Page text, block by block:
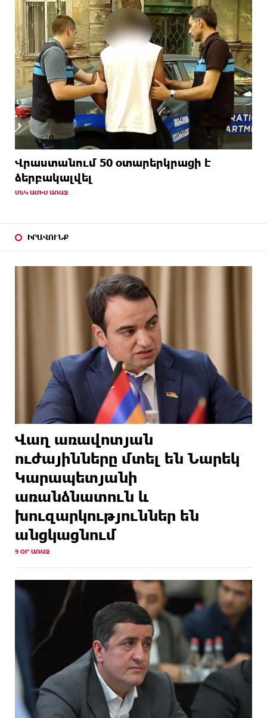
Վրաստանում 50 օտարերկրացի է
ձերբակալվել
ՄԵԿ ԱՄԻՍ ԱՌԱՋ
ԻՐԱՎՈՒՆՔ
Վաղ առավոտյան
ուժայինները մտել են Նարեկ
Կարապետյանի
առանձնատուն և
խուզարկություններ են
անցկացնում
9 ՕՐ ԱՌԱՋ